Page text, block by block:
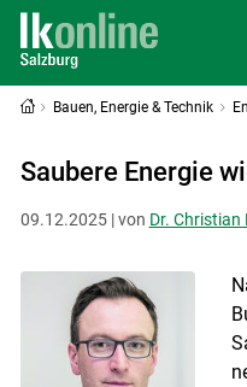
Bauen, Energie & Technik
Saubere Energie
09.12.2025 | von Dr. Christian